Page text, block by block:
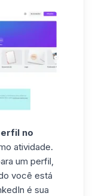
no
atividade.
um perfil,
você está
é sua